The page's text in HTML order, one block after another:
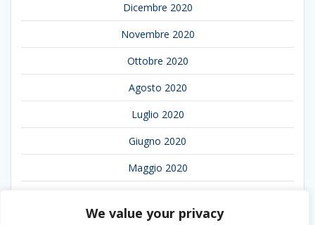
We value your privacy
Dicembre 2020
Novembre 2020
Ottobre 2020
Agosto 2020
Luglio 2020
Giugno 2020
Maggio 2020
Marzo 2020